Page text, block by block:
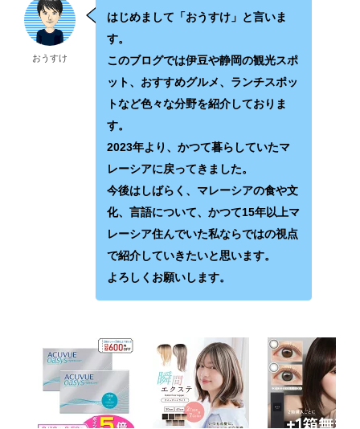
おうすけ
はじめまして「おうすけ」と言いま
す。
このブログでは伊豆や静岡の観光スポ
ット、おすすめグルメ、ランチスポッ
トなど色々な分野を紹介しておりま
す。
2023年より、かつて暮らしていたマ
レーシアに戻ってきました。
今後はしばらく、マレーシアの食や文
化、言語について、かつて15年以上マ
レーシア住んでいた私ならではの視点
で紹介していきたいと思います。
よろしくお願いします。